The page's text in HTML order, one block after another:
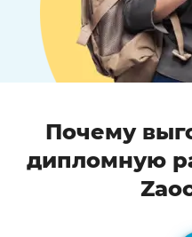
Почему
дипломную